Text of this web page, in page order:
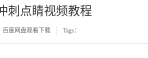
刺点睛视频教程
百度网盘观看下载 Tags：